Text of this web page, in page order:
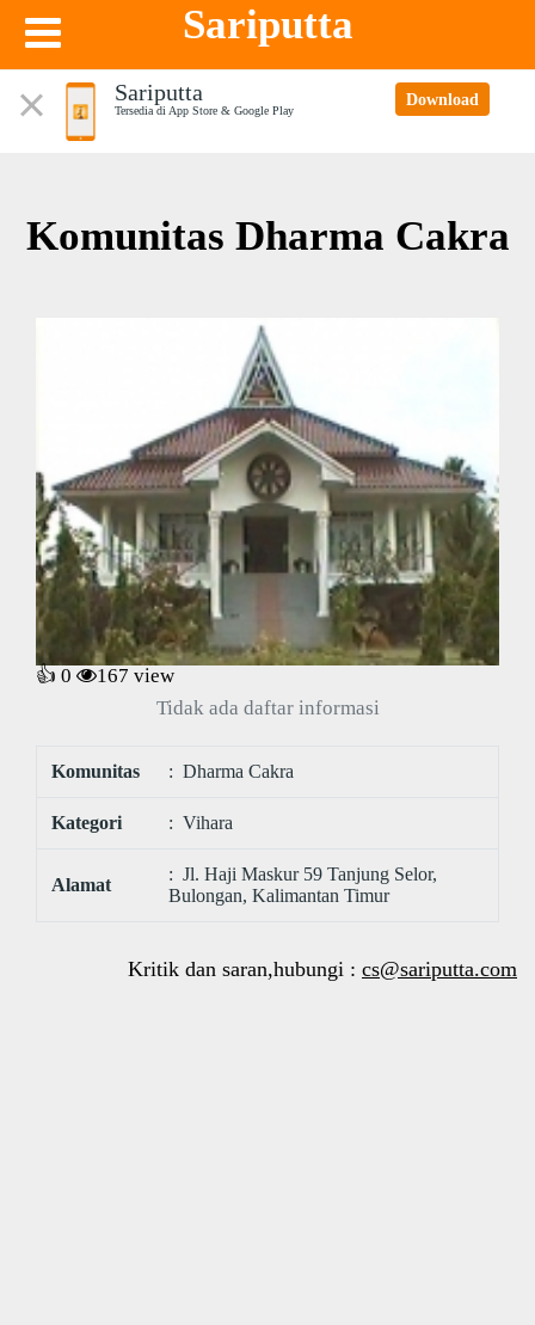
Sariputta
Sariputta
Tersedia di App Store & Google Play
Download
Komunitas Dharma Cakra
👍 0 167 view
Tidak ada daftar informasi
Komunitas : Dharma Cakra
Kategori : Vihara
Alamat
: Jl. Haji Maskur 59 Tanjung Selor,
Bulongan, Kalimantan Timur
Kritik dan saran,hubungi : cs@sariputta.com